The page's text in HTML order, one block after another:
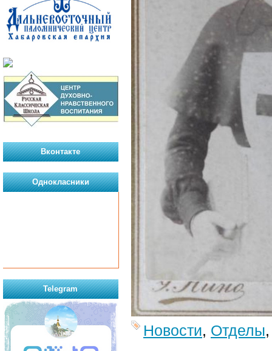
Новости, Отделы
Вконтакте
Однокласники
Telegram